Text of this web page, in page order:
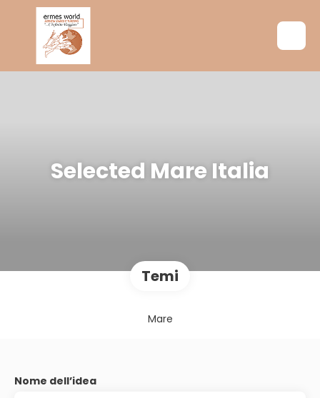
Selected Mare Italia
Temi
Mare
Nome dell’idea